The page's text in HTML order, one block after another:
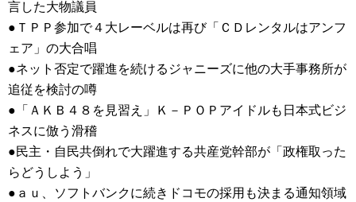
言した大物議員
●ＴＰＰ参加で４大レーベルは再び「ＣＤレンタルはアンフ
ェア」の大合唱
●ネット否定で躍進を続けるジャニーズに他の大手事務所が
追従を検討の噂
●「ＡＫＢ４８を見習え」Ｋ－ＰＯＰアイドルも日本式ビジ
ネスに倣う滑稽
●民主・自民共倒れで大躍進する共産党幹部が「政権取った
らどうしよう」
●ａｕ、ソフトバンクに続きドコモの採用も決まる通知領域